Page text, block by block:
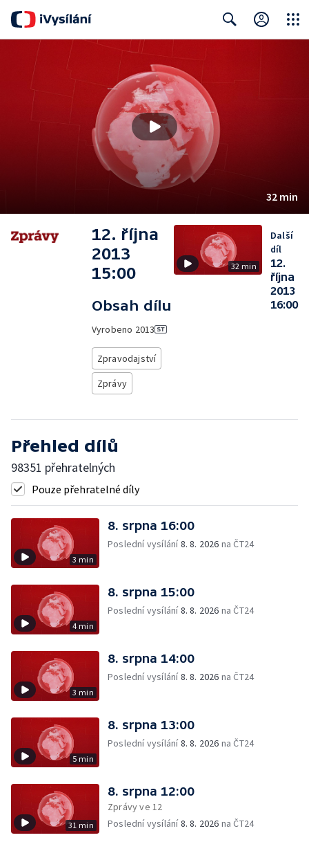
32 min
12. října
2013
15:00
Obsah dílu
Vyrobeno 2013
Zpravodajství
Zprávy
32 min
Další
díl
12.
října
2013
16:00
Přehled dílů
98351 přehratelných
Pouze přehratelné díly
3 min
8. srpna 16:00
Poslední vysílání8. 8. 2026 na ČT24
4 min
8. srpna 15:00
Poslední vysílání8. 8. 2026 na ČT24
3 min
8. srpna 14:00
Poslední vysílání8. 8. 2026 na ČT24
5 min
8. srpna 13:00
Poslední vysílání8. 8. 2026 na ČT24
31 min
8. srpna 12:00
Zprávy ve 12
Poslední vysílání8. 8. 2026 na ČT24